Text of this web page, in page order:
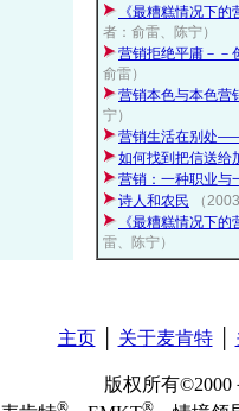
《最糟糕情况下
者：俞雷、陈宁）
营销拒绝平庸－－
俞雷）
营销本色与本色营
宁）
营销生活在别处
如何找到把信送给
营销：一种职业与
诗人和农民
（
《最糟糕情况下
雷、陈宁）
主页│ 关于麦肯特│
版权所有©2000
® ®